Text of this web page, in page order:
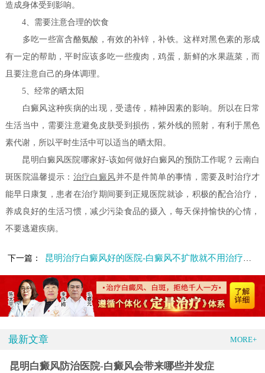
造成身体受到影响。
4、需要注意合理的饮食
多吃一些富含酪氨酸，有效的补锌，补铁。这样对黑色素的形成
有一定的帮助，平时应该多吃一些瘦肉，鸡蛋，新鲜的水果蔬菜，而
且要注意自己的身体调理。
5、经常的晒太阳
白癜风这种疾病的出现，受遗传，精神因素的影响。所以在日常
生活当中，需要注意避免皮肤受到损伤，紫外线的照射，有利于黑色
素代谢，所以平时生活中可以适当的晒太阳。
昆明白癜风医院哪家好-该如何做好白癜风的预防工作呢？云南白
斑医院温馨提示： 治疗白癜风并不是件简单的事情，需要及时治疗才
能早日康复，患者在治疗期间要到正规医院就诊，积极的配合治疗，
养成良好的生活习惯，减少污染食品的摄入，每天保持愉快的心情，
不要逃避疾病。
下一篇： 昆明治疗白癜风好的医院-白癜风不扩散就不用治疗了吗
最新文章 MORE+
昆明白癜风防治医院-白癜风会带来哪些并发症